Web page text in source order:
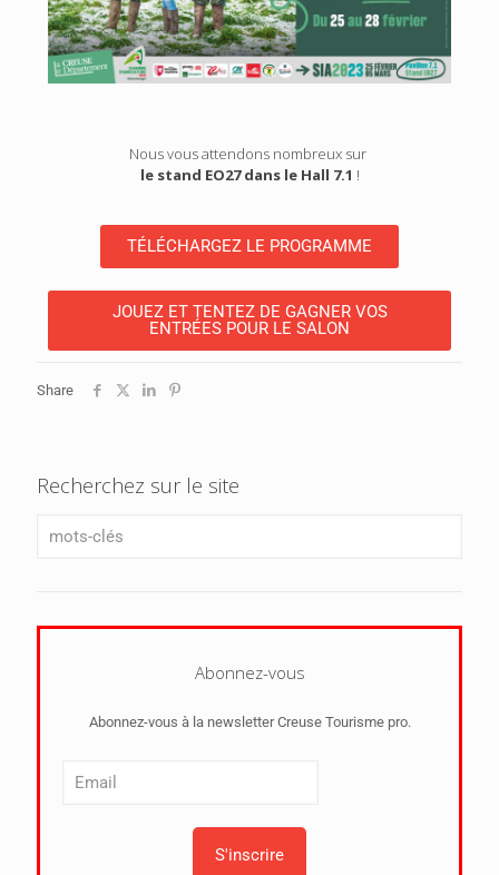
Nous vous attendons nombreux sur
le stand EO27 dans le Hall 7.1 !
TÉLÉCHARGEZ LE PROGRAMME
JOUEZ ET TENTEZ DE GAGNER VOS
ENTRÉES POUR LE SALON
Share
Recherchez sur le site
Abonnez-vous
Abonnez-vous à la newsletter Creuse Tourisme pro.